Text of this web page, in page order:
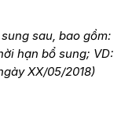
sau, bao gồm:
hạn bổ sung; VD:
XX/05/2018)